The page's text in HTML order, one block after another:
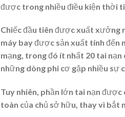
được trong nhiều điều kiện thời
Chiếc đầu tiên được xuất xưởng
máy bay được sản xuất tính đến
mạng, trong đó ít nhất 20 tai
những dòng phi cơ gặp nhiều sự
Tuy nhiên, phần lớn tai nạn
toàn của chủ sở hữu, thay vì bắt